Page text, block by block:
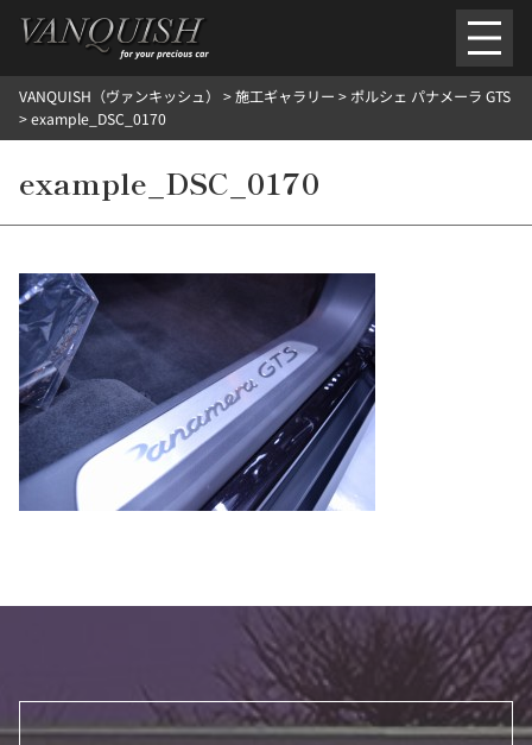
を
ごあいさつ 会社案内施工環境紹介所在地
ご提供メニュー
外装のガラスコーティング施工料金
ホイールコーティング施工料金
ヘッドライトクリーニング施工料金ルームクリーニング＆コーティング施工料金
樹脂・メッシュパーツコーティング施工料金
施工ギャラリー
PICKUPNOSTALGIC
お客さまの声 お問い合わせ施工のご予約
VANQUISH（ヴァンキッシュ） >施工ギャラリー > ポルシェ パナメーラ GTS
>example_DSC_0170
example_DSC_0170